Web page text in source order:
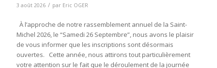
3 août 2026 / par Eric OGER
À l’approche de notre rassemblement annuel de la Saint-
Michel 2026, le “Samedi 26 Septembre”, nous avons le plaisir
de vous informer que les inscriptions sont désormais
ouvertes. Cette année, nous attirons tout particulièrement
votre attention sur le fait que le déroulement de la journée